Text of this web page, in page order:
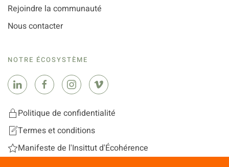
Rejoindre la communauté
Nous contacter
NOTRE ÉCOSYSTÈME
Politique de confidentialité
Termes et conditions
Manifeste de l'Insittut d'Écohérence